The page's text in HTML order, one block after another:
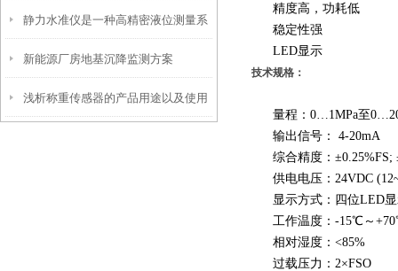
志？没有这个证，下井就是违法！
静力水准仪是一种高精密液位测量系
统
新能源厂房地基沉降监测方案
浅析称重传感器的产品用途以及使用
精度高，功耗低
稳定性强
LED显示
技术规格：
量程：0…1MPa至
输出信号： 4-20mA
综合精度：±0.25%FS;
供电电压：24VDC
显示方式：四位LED显
工作温度：-15℃～
相对湿度：<85%
过载压力：2×FSO